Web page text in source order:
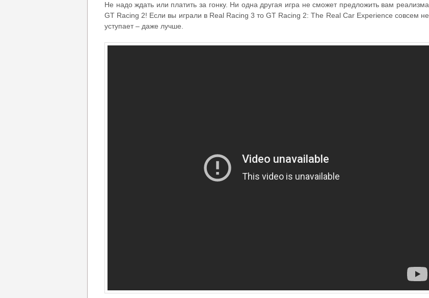
Не надо ждать или платить за гонку. Ни одна другая игра не сможет предложить вам реализма
GT Racing 2! Если вы играли в Real Racing 3 то GT Racing 2: The Real Car Experience совсем не
уступает – даже лучше.